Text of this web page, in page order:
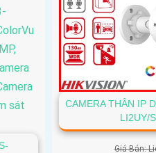
CAMERA THÂN IP
LI2UY/
Giá Bán: